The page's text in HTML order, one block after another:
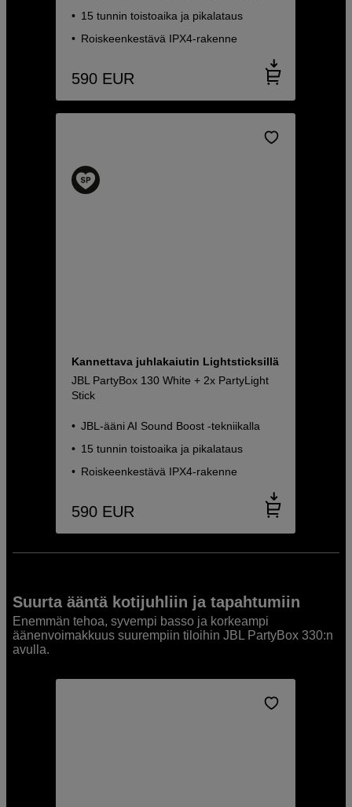
15 tunnin toistoaika ja pikalataus
Roiskeenkestävä IPX4-rakenne
590 EUR
Kannettava juhlakaiutin Lightsticksillä
JBL PartyBox 130 White + 2x PartyLight
Stick
JBL-ääni AI Sound Boost -tekniikalla
15 tunnin toistoaika ja pikalataus
Roiskeenkestävä IPX4-rakenne
590 EUR
Suurta ääntä kotijuhliin ja tapahtumiin
Enemmän tehoa, syvempi basso ja korkeampi
äänenvoimakkuus suurempiin tiloihin JBL PartyBox 330:n
avulla.